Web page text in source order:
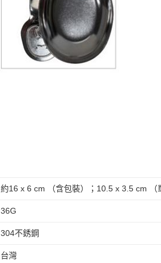
約16 x 6 cm （含包裝）；10.5 x 3.5 cm （
36G
304不銹鋼
台灣